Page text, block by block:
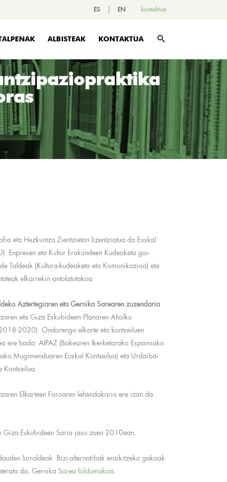
ES EN kontaktua
ALBISTEAK KONTAKTUA
eta Hezkuntza Zientzietan lizentziatua da Euskal
Enpresen eta Kultur Erakundeen Kudeaketa goi-
Taldeak (Kultura-kudeaketa eta Komunikazioa) eta
elkarrekin antolatutakoa.
Aztertegiaren eta Gernika Sarearen zuzendaria
eta Giza Eskubideen Planaren Aholku
2020). Ondorengo elkarte eta kontseiluen
ere bada: AIPAZ (Bakearen Ikerketarako Espainiako
Mugimenduaren Euskal Kontseilua) eta Urdaibai
Kontseilua.
Elkarteen Foroaren lehendakaria ere izan da
Giza Eskubideen Saria jaso zuen 2010ean.
lurraldeak. Bizi-alternatibak eraikitzeko gakoak
da, Gernika Sarea bildumakoa.